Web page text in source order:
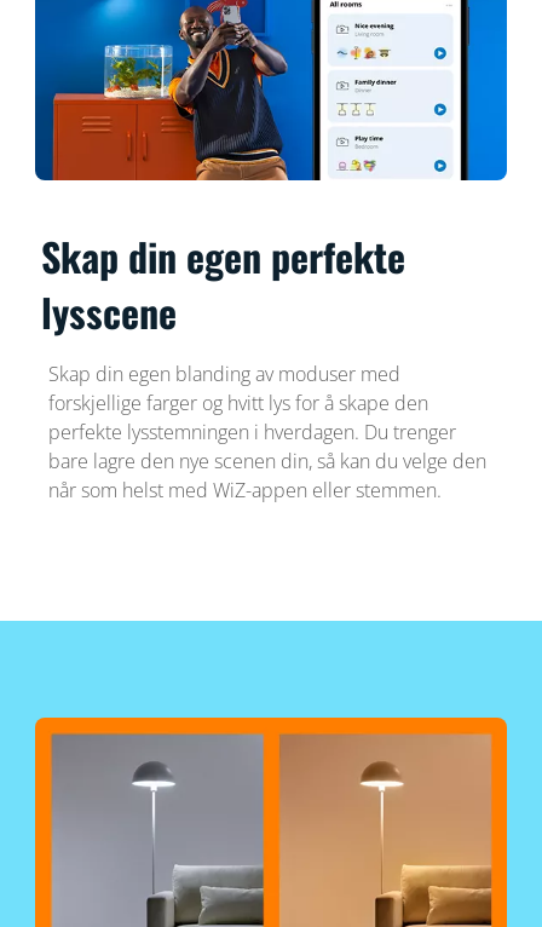
Skap din egen perfekte
lysscene
Skap din egen blanding av moduser med
forskjellige farger og hvitt lys for å skape den
perfekte lysstemningen i hverdagen. Du trenger
bare lagre den nye scenen din, så kan du velge den
når som helst med WiZ-appen eller stemmen.